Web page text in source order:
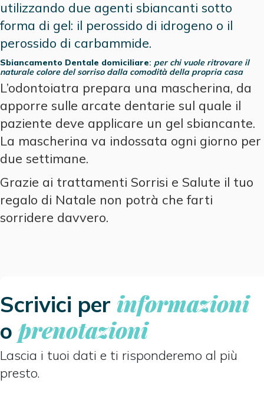
utilizzando due agenti sbiancanti sotto
forma di gel: il perossido di idrogeno o il
perossido di carbammide.
Sbiancamento Dentale domiciliare: per chi vuole ritrovare il
naturale colore del sorriso dalla comodità della propria casa
L’odontoiatra prepara una mascherina, da
apporre sulle arcate dentarie sul quale il
paziente deve applicare un gel sbiancante.
La mascherina va indossata ogni giorno per
due settimane.
Grazie ai trattamenti Sorrisi e Salute il tuo
regalo di Natale non potrà che farti
sorridere davvero.
Scrivici per informazioni
o prenotazioni
Lascia i tuoi dati e ti risponderemo al più
presto.